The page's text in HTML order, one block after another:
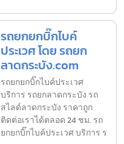
รถยกยกบิ๊กไบค์
ประเวศ โดย รถยก
ลาดกระบัง.com
รถยกยกบิ๊กไบค์ประเวศ
บริการ รถยกลาดกระบัง รถ
สไลด์ลาดกระบัง ราคาถูก
ติดต่อเราได้ตลอด 24 ชม. รถ
ยกยกบิ๊กไบค์ประเวศ บริการ ร